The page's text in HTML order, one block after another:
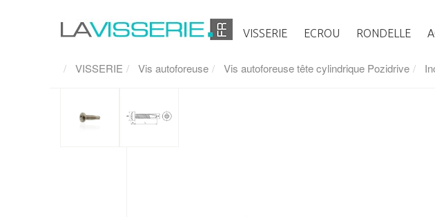
VISSERIE ECROU RONDELLE
VISSERIE Vis autoforeuse Vis autoforeuse tête cylindrique Pozidrive